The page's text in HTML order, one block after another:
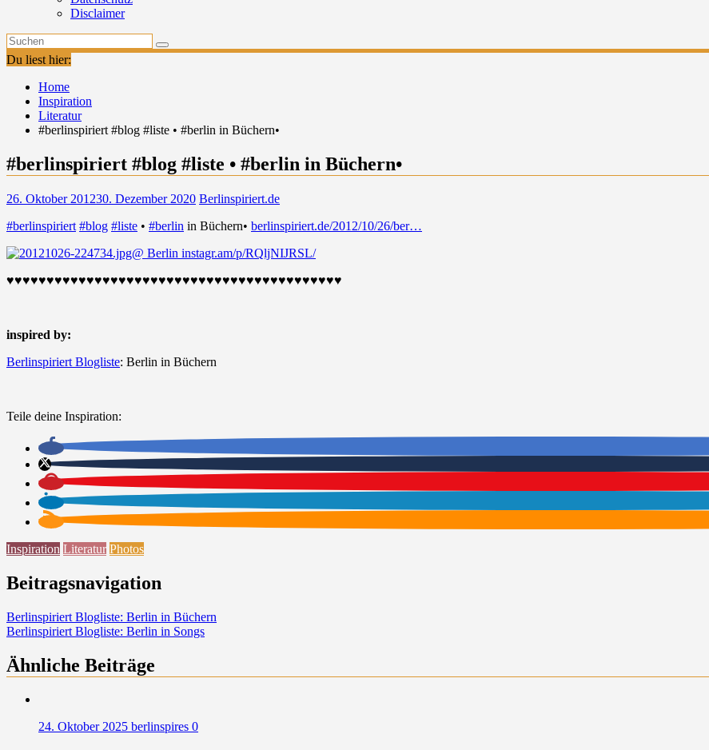
Disclaimer
Du liest hier:
Home
Inspiration
Literatur
#berlinspiriert #blog #liste • #berlin in Büchern•
#berlinspiriert #blog #liste • #berlin in Büchern•
26. Oktober 201230. Dezember 2020 Berlinspiriert.de
#berlinspiriert #blog #liste • #berlin in Büchern• berlinspiriert.de/2012/10/26/ber…
@ Berlin instagr.am/p/RQljNIJRSL/
♥♥♥♥♥♥♥♥♥♥♥♥♥♥♥♥♥♥♥♥♥♥♥♥♥♥♥♥♥♥♥♥♥♥♥♥♥♥♥♥♥♥
inspired by:
Berlinspiriert Blogliste: Berlin in Büchern
Teile deine Inspiration:
Inspiration Literatur Photos
Beitragsnavigation
Berlinspiriert Blogliste: Berlin in Büchern
Berlinspiriert Blogliste: Berlin in Songs
Ähnliche Beiträge
24. Oktober 2025 berlinspires 0